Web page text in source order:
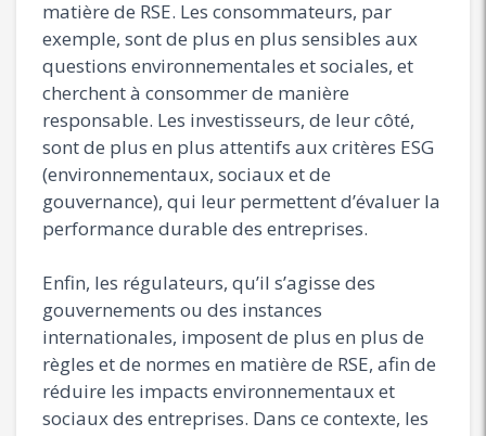
matière de RSE. Les consommateurs, par
exemple, sont de plus en plus sensibles aux
questions environnementales et sociales, et
cherchent à consommer de manière
responsable. Les investisseurs, de leur côté,
sont de plus en plus attentifs aux critères ESG
(environnementaux, sociaux et de
gouvernance), qui leur permettent d’évaluer la
performance durable des entreprises.
Enfin, les régulateurs, qu’il s’agisse des
gouvernements ou des instances
internationales, imposent de plus en plus de
règles et de normes en matière de RSE, afin de
réduire les impacts environnementaux et
sociaux des entreprises. Dans ce contexte, les